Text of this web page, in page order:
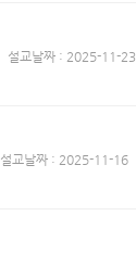
설교날짜 : 2025-11-23
설교날짜 : 2025-11-16